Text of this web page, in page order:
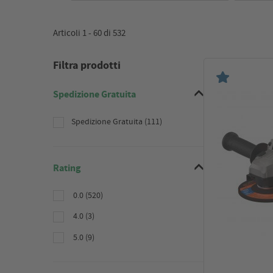
Articoli 1 - 60 di532
Filtra prodotti
Spedizione Gratuita
Spedizione Gratuita (111)
Rating
0.0 (520)
4.0 (3)
5.0 (9)